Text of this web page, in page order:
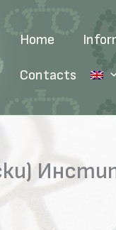
Home
Contacts